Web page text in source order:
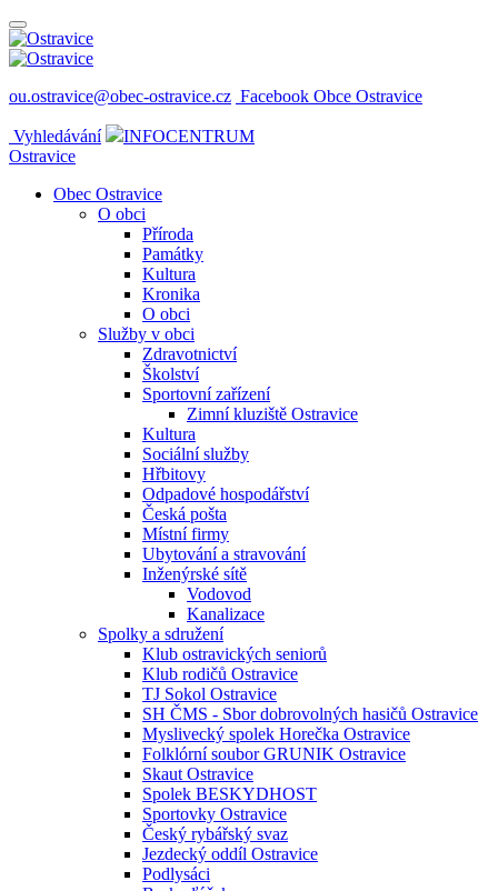
ou.ostravice@obec-ostravice.cz Facebook Obce Ostravice
Vyhledávání
INFOCENTRUM
Ostravice
Obec Ostravice
O obci
Příroda
Památky
Kultura
Kronika
O obci
Služby v obci
Zdravotnictví
Školství
Sportovní zařízení
Zimní kluziště Ostravice
Kultura
Sociální služby
Hřbitovy
Odpadové hospodářství
Česká pošta
Místní firmy
Ubytování a stravování
Inženýrské sítě
Vodovod
Kanalizace
Spolky a sdružení
Klub ostravických seniorů
Klub rodičů Ostravice
TJ Sokol Ostravice
SH ČMS - Sbor dobrovolných hasičů Ostravice
Myslivecký spolek Horečka Ostravice
Folklórní soubor GRUNIK Ostravice
Skaut Ostravice
Spolek BESKYDHOST
Sportovky Ostravice
Český rybářský svaz
Jezdecký oddíl Ostravice
Podlysáci